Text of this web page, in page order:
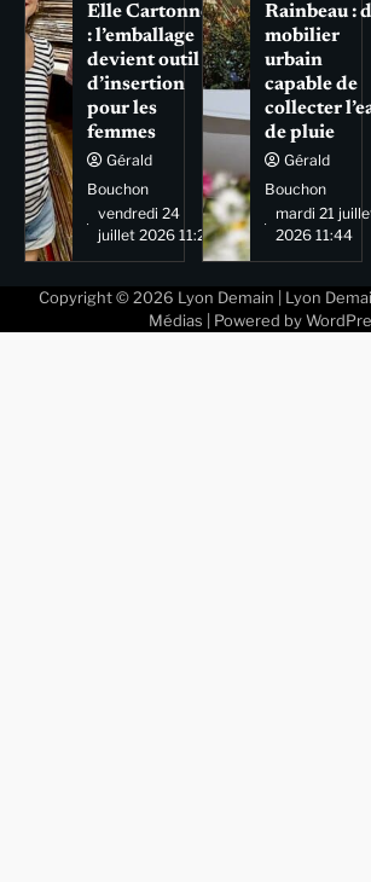
Elle Cartonne
: l’emballage
devient outil
d’insertion
pour les
femmes
Gérald
Bouchon
vendredi 24
juillet 2026 11:29
Rainbeau :
mobilier
urbain
capable de
collecter
de pluie
Gérald
Bouchon
mardi 21
2026 11:44
Copyright © 2026 Lyon Demain | Lyon
Médias | Powered by